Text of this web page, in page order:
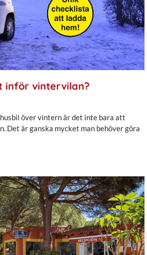
inför vintervilan?
över vintern är det inte bara att
Det är ganska mycket man behöver göra